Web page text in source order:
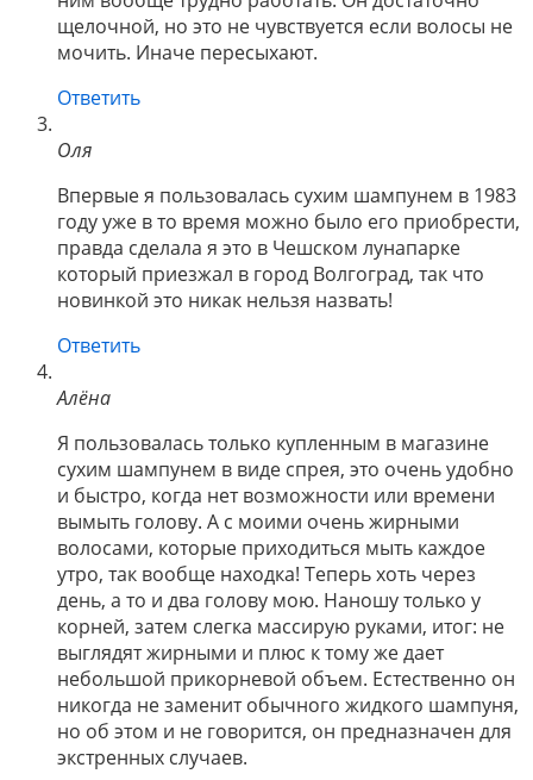
щелочной, но это не чувствуется если волосы не
мочить. Иначе пересыхают.
Ответить
Оля
Впервые я пользовалась сухим шампунем в 1983
году уже в то время можно было его приобрести,
правда сделала я это в Чешском лунапарке
который приезжал в город Волгоград, так что
новинкой это никак нельзя назвать!
Ответить
Алёна
Я пользовалась только купленным в магазине
сухим шампунем в виде спрея, это очень удобно
и быстро, когда нет возможности или времени
вымыть голову. А с моими очень жирными
волосами, которые приходиться мыть каждое
утро, так вообще находка! Теперь хоть через
день, а то и два голову мою. Наношу только у
корней, затем слегка массирую руками, итог: не
выглядят жирными и плюс к тому же дает
небольшой прикорневой объем. Естественно он
никогда не заменит обычного жидкого шампуня,
но об этом и не говорится, он предназначен для
экстренных случаев.